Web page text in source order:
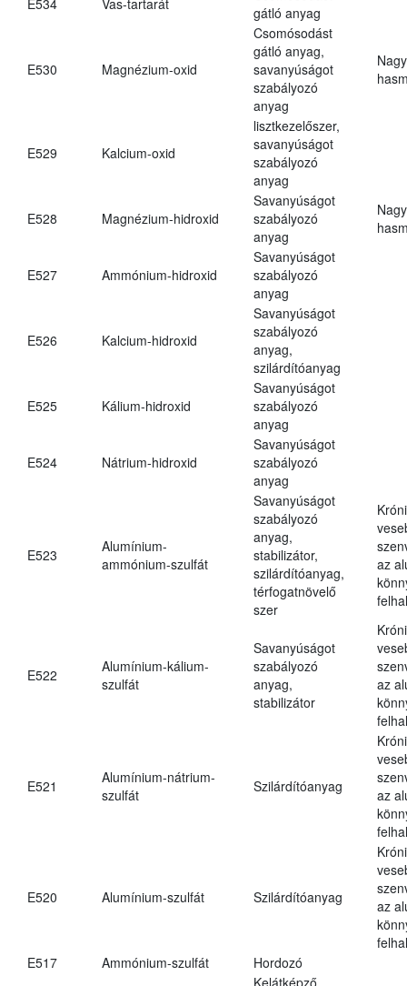
gátló anyag
E530 Magnézium-oxid
Csomósodást
gátló anyag,
savanyúságot
szabályozó
anyag
E529 Kalcium-oxid
lisztkezelőszer,
savanyúságot
szabályozó
anyag
E528 Magnézium-hidroxid
Savanyúságot
szabályozó
anyag
E527 Ammónium-hidroxid
Savanyúságot
szabályozó
anyag
E526 Kalcium-hidroxid
Savanyúságot
szabályozó
anyag,
szilárdítóanyag
E525 Kálium-hidroxid
Savanyúságot
szabályozó
anyag
E524 Nátrium-hidroxid
Savanyúságot
szabályozó
anyag
E523
Alumínium-
ammónium-szulfát
Savanyúságot
szabályozó
anyag,
stabilizátor,
szilárdítóanyag,
térfogatnövelő
szer
az
E522
Alumínium-kálium-
szulfát
Savanyúságot
szabályozó
anyag,
stabilizátor
az
E521
Alumínium-nátrium-
szulfát
Szilárdítóanyag
az
E520 Alumínium-szulfát Szilárdítóanyag
az
E517
Ammónium-szulfát Hordozó
Kelátképző